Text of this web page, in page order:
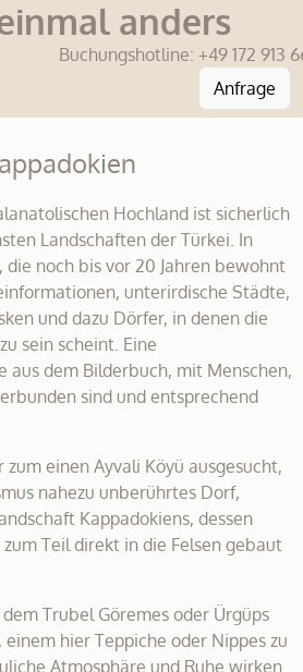
anders
Buchungshotline: +49 172 913
Anfrage
Hochland ist sicherlich
Landschaften der Türkei. In
die noch bis vor 20 Jahren bewohnt
unterirdische Städte,
und dazu Dörfer, in denen die
sein scheint. Eine
aus dem Bilderbuch, mit Menschen,
sind und entsprechend
einen Ayvali Köyü ausgesucht,
nahezu unberührtes Dorf,
Kappadokiens, dessen
Teil direkt in die Felsen gebaut
Trubel Göremes oder Ürgüps
hier Teppiche oder Nippes zu
Atmosphäre und Ruhe wirken